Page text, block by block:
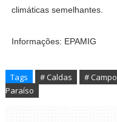
climáticas semelhantes.
Informações: EPAMIG
Tags # Caldas # Campo
Paraíso